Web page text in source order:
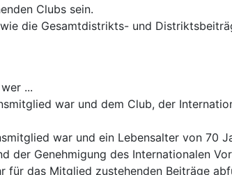
Clubs sein.
die Gesamtdistrikts- und
...
war und dem Club, der
war und ein Lebensalter von 70
der Genehmigung des Internationalen
für das Mitglied zustehenden Beiträge